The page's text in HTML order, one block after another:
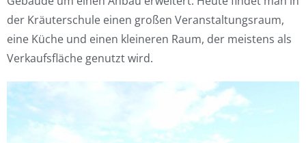
der Kräuterschule einen großen Veranstaltungsraum,
eine Küche und einen kleineren Raum, der meistens als
Verkaufsfläche genutzt wird.